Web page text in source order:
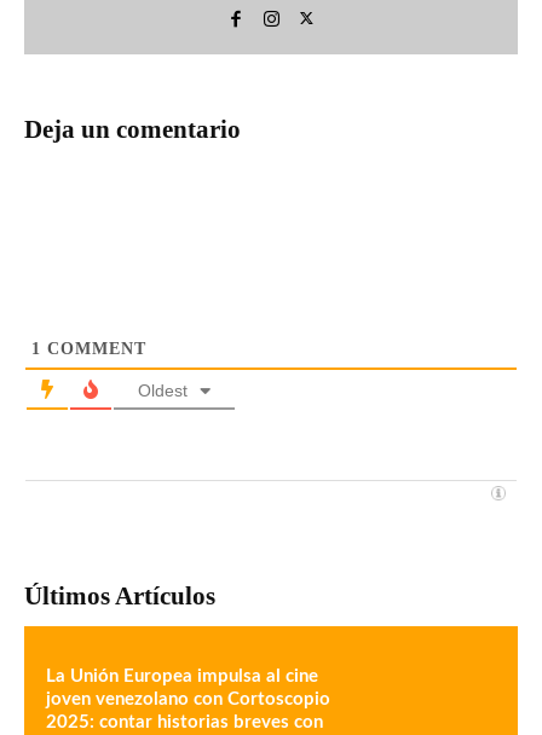
Deja un comentario
1 COMMENT
Oldest
Últimos Artículos
La Unión Europea impulsa al cine
joven venezolano con Cortoscopio
2025: contar historias breves con